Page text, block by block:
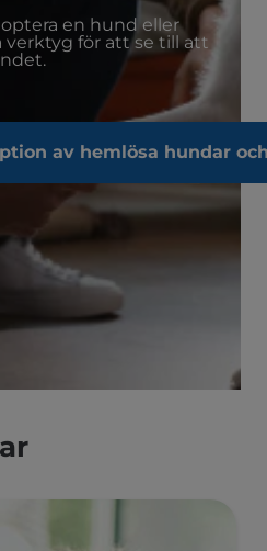
en hund eller
verktyg för att se till att
av hemlösa hundar